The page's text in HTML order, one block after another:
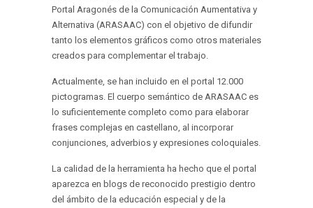
Portal Aragonés de la Comunicación Aumentativa y
Alternativa (ARASAAC) con el objetivo de difundir
tanto los elementos gráficos como otros materiales
creados para complementar el trabajo.
Actualmente, se han incluido en el portal 12.000
pictogramas. El cuerpo semántico de ARASAAC es
lo suficientemente completo como para elaborar
frases complejas en castellano, al incorporar
conjunciones, adverbios y expresiones coloquiales.
La calidad de la herramienta ha hecho que el portal
aparezca en blogs de reconocido prestigio dentro
del ámbito de la educación especial y de la